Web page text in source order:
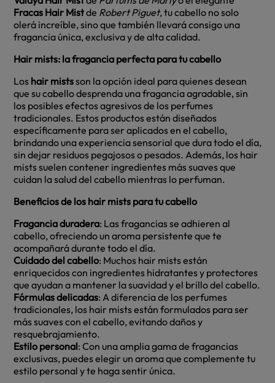
Fracas Hair Mistde Robert Piguet, tu cabello no solo
olerá increíble, sino que también llevará consigo una
fragancia única, exclusiva y de alta calidad.
Hair mists: la fragancia perfecta para tu cabello
Los hair mistsson la opción ideal para quienes desean
que su cabello desprenda una fragancia agradable, sin
los posibles efectos agresivos de los perfumes
tradicionales. Estos productos están diseñados
específicamente para ser aplicados en el cabello,
brindando una experiencia sensorial que dura todo el día,
sin dejar residuos pegajosos o pesados. Además, los hair
mists suelen contener ingredientes más suaves que
cuidan la salud del cabello mientras lo perfuman.
Beneficios de los hair mists para tu cabello
Fragancia duradera: Las fragancias se adhieren al
cabello, ofreciendo un aroma persistente que te
acompañará durante todo el día.
Cuidado del cabello: Muchos hair mists están
enriquecidos con ingredientes hidratantes y protectores
que ayudan a mantener la suavidad y el brillo del cabello.
Fórmulas delicadas: A diferencia de los perfumes
tradicionales, los hair mists están formulados para ser
más suaves con el cabello, evitando daños y
resquebrajamiento.
Estilo personal: Con una amplia gama de fragancias
exclusivas, puedes elegir un aroma que complemente tu
estilo personal y te haga sentir única.